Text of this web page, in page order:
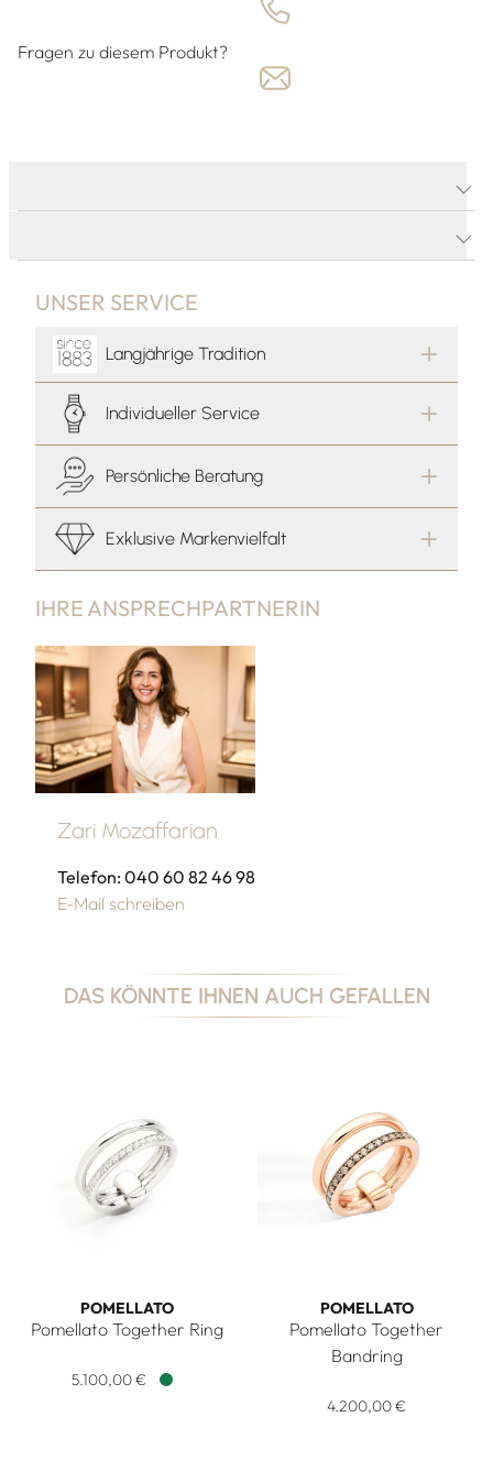
Fragen zu diesem Produkt?
IHRE ANSPRECHPARTNERIN
Zari Mozaffarian
Telefon: 040 60 82 46 98
E-Mail schreiben
UNSER SERVICE
Langjährige Tradition
Individueller Service
Persönliche Beratung
Exklusive Markenvielfalt
DAS KÖNNTE IHNEN AUCH GEFALLEN
POMELLATO
Pomellato Together Ring
Pomellato Pomellato Together Ring, Ref:
5.100,00 €
POMELLATO
Pomellato Together
Bandring
4.200,00 €